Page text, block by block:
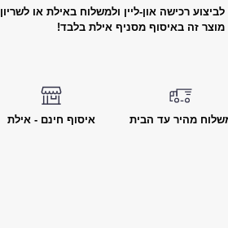
לביצוע רכישה און-ליין ולמשלוח באילת או לשריון
מוצר זה באיסוף מסניף אילת בלבד!
מהיר עד הבית איסוף חינם - אילת